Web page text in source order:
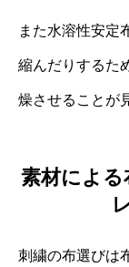
また水溶性安定
縮んだりするた
燥させることが
素材による
刺繍の布選びは